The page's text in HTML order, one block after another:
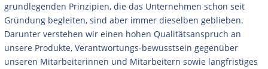
grundlegenden Prinzipien, die das Unternehmen schon seit
Gründung begleiten, sind aber immer dieselben geblieben.
Darunter verstehen wir einen hohen Qualitätsanspruch an
unsere Produkte, Verantwortungs-bewusstsein gegenüber
unseren Mitarbeiterinnen und Mitarbeitern sowie langfristiges